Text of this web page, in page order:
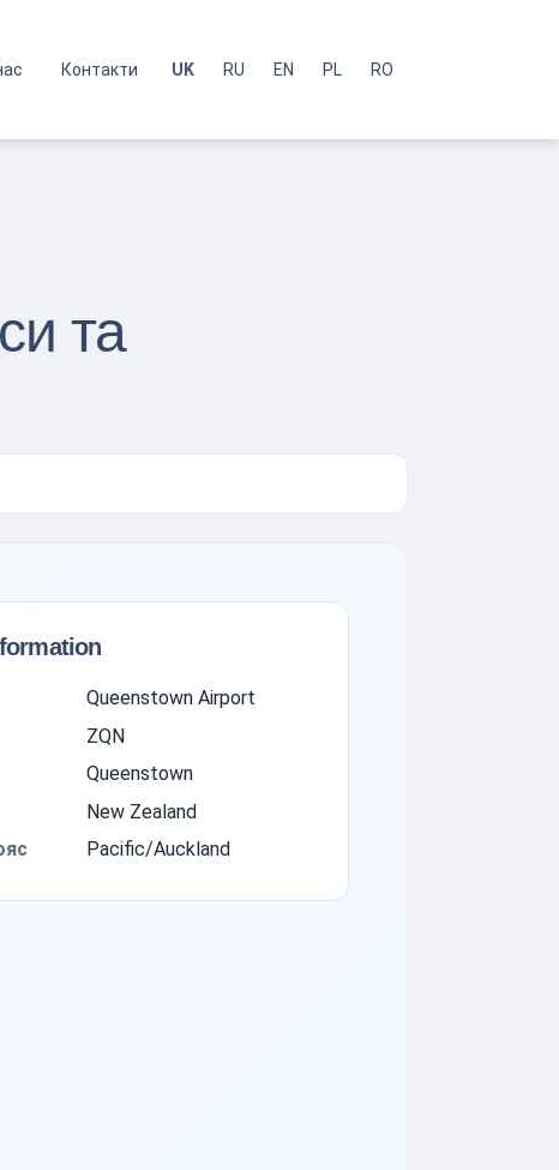
Контакти UK RU EN PL RO
та
Queenstown Airport
ZQN
Queenstown
New Zealand
Pacific/Auckland